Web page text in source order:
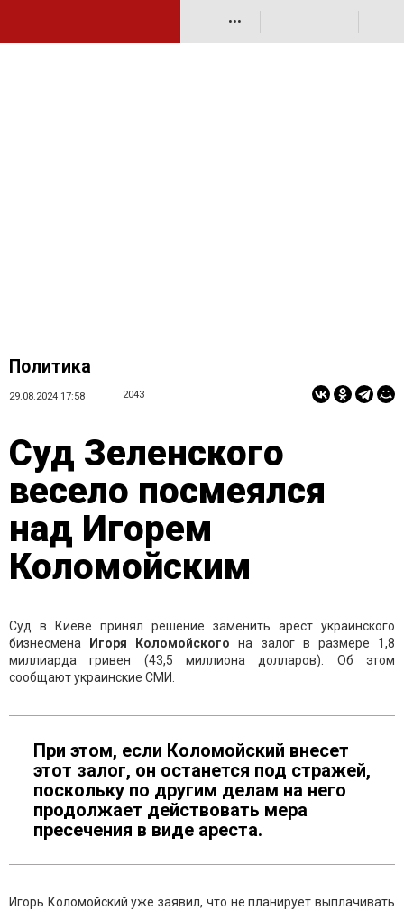
•••
Политика
29.08.2024 17:58 2043
Суд Зеленского
весело посмеялся
над Игорем
Коломойским
Суд в Киеве принял решение заменить арест украинского
бизнесмена
Игоря Коломойскогона залог в размере 1,8
миллиарда гривен (43,5 миллиона долларов). Об этом
сообщают украинские СМИ.
При этом, если Коломойский внесет
этот залог, он останется под стражей,
поскольку по другим делам на него
продолжает действовать мера
пресечения в виде ареста.
Игорь Коломойский уже заявил, что не планирует выплачивать